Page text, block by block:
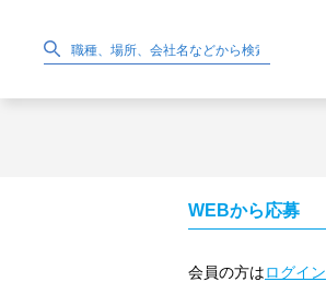
WEBから応募
会員の方はログイン